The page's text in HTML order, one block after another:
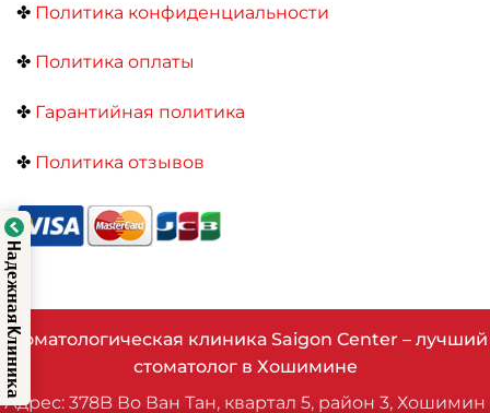
✤ Политика конфиденциальности
✤ Политика оплаты
✤ Гарантийная политика
✤ Политика отзывов
Стоматологическая клиника Saigon Center – лучший
стоматолог в Хошимине
Адрес: 378B Во Ван Тан, квартал 5, район 3, Хошимин
Hадежная Kлиника